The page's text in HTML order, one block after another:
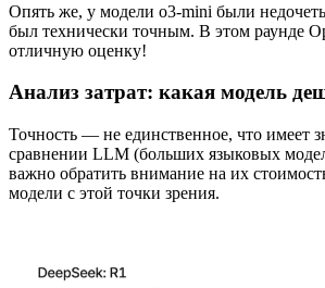
Опять же, у модели o3-mini были
был технически точным. В этом раунде
отличную оценку!
Анализ затрат: какая модель
Точность — не единственное, что имеет
сравнении LLM (больших языковых
важно обратить внимание на их
модели с этой точки зрения.